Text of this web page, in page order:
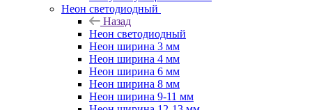
Неон светодиодный
Назад
Неон светодиодный
Неон ширина 3 мм
Неон ширина 4 мм
Неон ширина 6 мм
Неон ширина 8 мм
Неон ширина 9-11 мм